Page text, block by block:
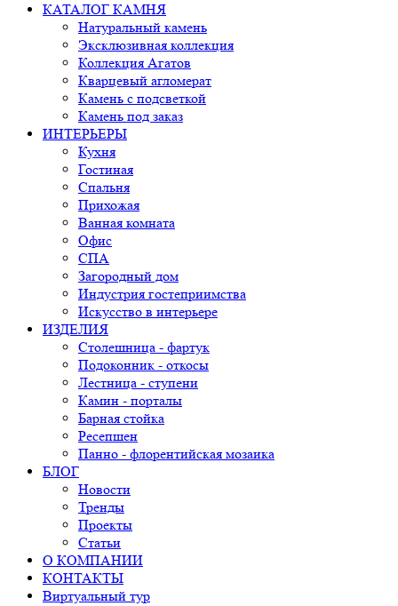
КАТАЛОГ КАМНЯ
Натуральный камень
Эксклюзивная коллекция
Коллекция Агатов
Кварцевый агломерат
Камень с подсветкой
Камень под заказ
ИНТЕРЬЕРЫ
Кухня
Гостиная
Спальня
Прихожая
Ванная комната
Офис
СПА
Загородный дом
Индустрия гостеприимства
Искусство в интерьере
ИЗДЕЛИЯ
Столешница - фартук
Подоконник - откосы
Лестница - ступени
Камин - порталы
Барная стойка
Ресепшен
Панно - флорентийская мозаика
БЛОГ
Новости
Тренды
Проекты
Статьи
О КОМПАНИИ
КОНТАКТЫ
Виртуальный тур